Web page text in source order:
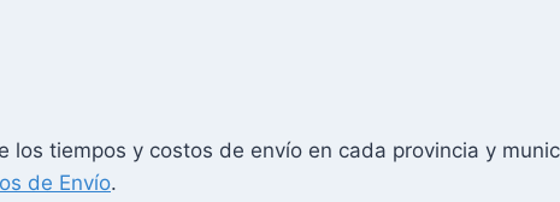
los tiempos y costos de envío en cada provincia y
de Envío.